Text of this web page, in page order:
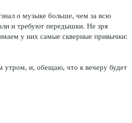
о музыке больше, чем за всю
и требуют передышки. Не зря
у них самые скверные привычки:
утром, и, обещаю, что к вечеру будет